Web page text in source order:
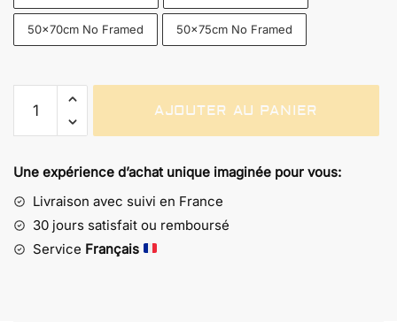
50x70cm No Framed 50x75cm No Framed
Poster
Art
Goldorak
–
Silhouettes
AJOUTER AU PANIER
Une expérience d’achat unique imaginée pour vous:
Livraison avec suivi en France
30 jours satisfait ou remboursé
Service Français